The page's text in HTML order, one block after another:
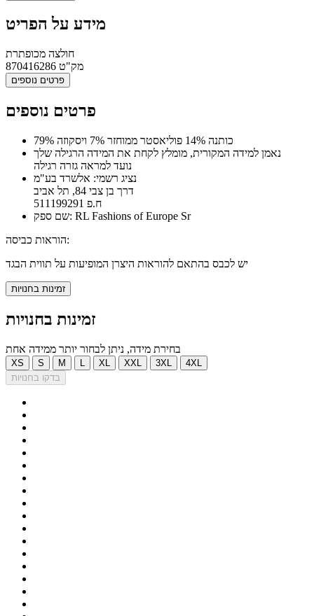
מידע על הפריט
חולצה מכופתרת
מק"ט 870416286
פרטים נוספים
פרטים נוספים
79% כותנה 14% פוליאסטר ממוחזר 7% ויסקוזה
נאמן למידה המקורית, מומלץ לקחת את המידה הרגילה שלך
נועד למראה גזרה רגילה
נציג רשמי: אלשרד בע"מ
דרך בן צבי 84, תל אביב
ח.פ 511199291
שם ספק: RL Fashions of Europe Sr
הוראות כביסה:
יש לכבס בהתאם להוראות היצרן המופיעות על תווית הבגד
זמינות בחנויות
זמינות בחנויות
בחירת מידה, ניתן לבחור יותר ממידה אחת
XS S M XL XXL 3XL
4XL
בדקו בחנויות